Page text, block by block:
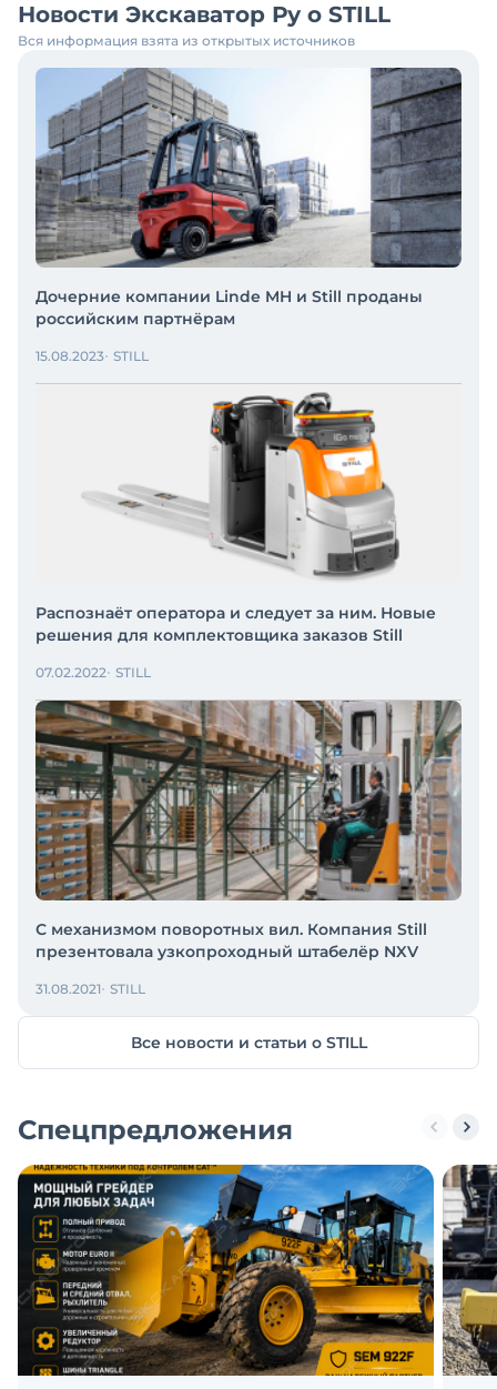
Новости Экскаватор Ру о STILL
Вся информация взята из открытых источников
Дочерние компании Linde MH и Still проданы
российским партнёрам
15.08.2023 STILL
Распознаёт оператора и следует за ним. Новые
решения для комплектовщика заказов Still
07.02.2022 STILL
С механизмом поворотных вил. Компания Still
презентовала узкопроходный штабелёр NXV
31.08.2021 STILL
Все новости и статьи о STILL
Спецпредложения